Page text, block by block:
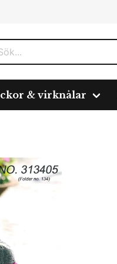
& virknålar